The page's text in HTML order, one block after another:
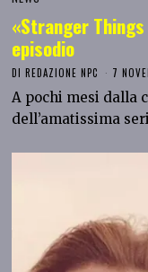
«Stranger
episodio
DIREDAZIONE NPC 7
A pochi mesi dalla
dell’amatissima